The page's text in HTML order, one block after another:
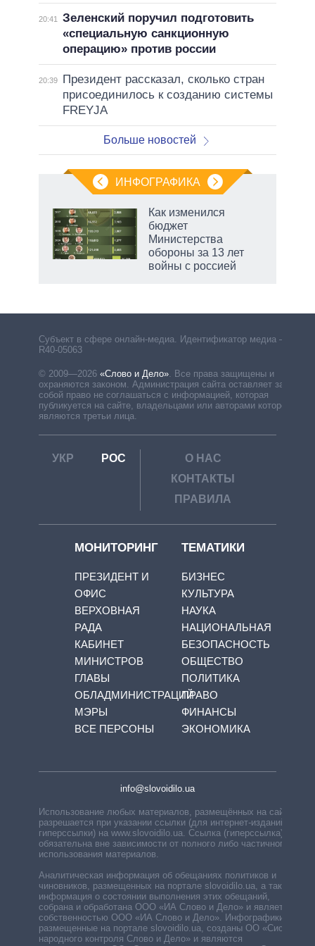
20:41
Зеленский поручил подготовить
«специальную санкционную
операцию» против россии
20:39
Президент рассказал, сколько стран
присоединилось к созданию системы
FREYJA
Больше новостей
ИНФОГРАФИКА
Как изменился
бюджет
Министерства
обороны за 13 лет
войны с россией
Субъект в сфере онлайн-медиа. Идентификатор медиа –
R40-05063
© 2009—2026 «Слово и Дело». Все права защищены и
охраняются законом. Администрация сайта оставляет за
собой право не соглашаться с информацией, которая
публикуется на сайте, владельцами или авторами которой
являются третьи лица.
УКР РОС
О НАС
КОНТАКТЫ
ПРАВИЛА
МОНИТОРИНГ
ПРЕЗИДЕНТ И
ОФИС
ВЕРХОВНАЯ
РАДА
КАБИНЕТ
МИНИСТРОВ
ГЛАВЫ
ОБЛАДМИНИСТРАЦИЙ
МЭРЫ
ВСЕ ПЕРСОНЫ
ТЕМАТИКИ
БИЗНЕС
КУЛЬТУРА
НАУКА
НАЦИОНАЛЬНАЯ
БЕЗОПАСНОСТЬ
ОБЩЕСТВО
ПОЛИТИКА
ПРАВО
ФИНАНСЫ
ЭКОНОМИКА
info@slovoidilo.ua
Использование любых материалов, размещённых на сайте,
разрешается при указании ссылки (для интернет-изданий —
гиперссылки) на www.slovoidilo.ua. Ссылка (гиперссылка)
обязательна вне зависимости от полного либо частичного
использования материалов.
Аналитическая информация об обещаниях политиков и
чиновников, размещенных на портале slovoidilo.ua, а также
информация о состоянии выполнения этих обещаний,
собрана и обработана ООО «ИА Слово и Дело» и является
собственностью ООО «ИА Слово и Дело». Инфографики,
размещенные на портале slovoidilo.ua, созданы ОО «Система
народного контроля Слово и Дело» и являются